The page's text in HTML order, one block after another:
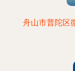
舟山市普陀区